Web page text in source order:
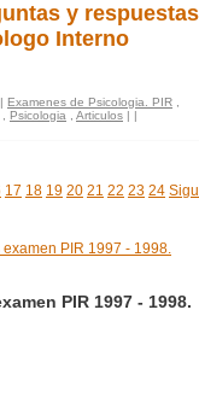
y respuestas
Interno
Examenes de Psicologia. PIR
Psicologia Articulos | |
17 18 19 20 21 22 23 24
PIR 1997 - 1998.
PIR 1997 - 1998.